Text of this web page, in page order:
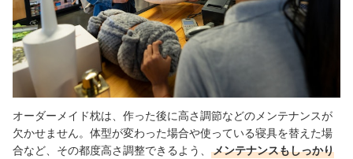
オーダーメイド枕は、作った後に高さ調節などのメンテナンスが
欠かせません。体型が変わった場合や使っている寝具を替えた場
合など、その都度高さ調整できるよう、
メンテナンスもしっかり